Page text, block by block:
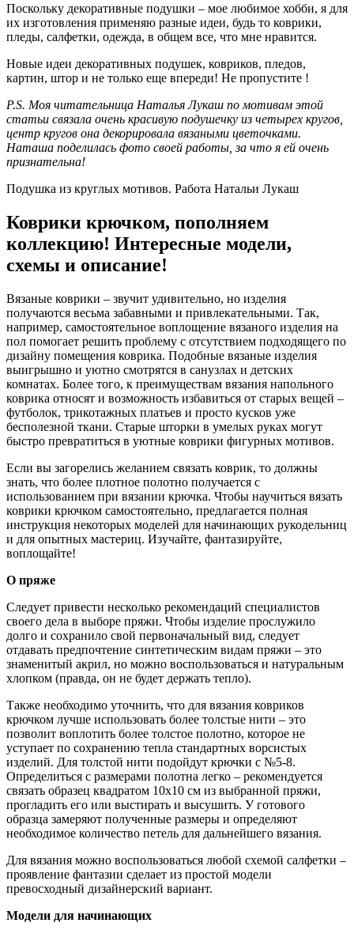
Поскольку декоративные подушки – мое любимое хобби, я для
их изготовления применяю разные идеи, будь то коврики,
пледы, салфетки, одежда, в общем все, что мне нравится.
Новые идеи декоративных подушек, ковриков, пледов,
картин, штор и не только еще впереди! Не пропустите !
P.S. Моя читательница Наталья Лукаш по мотивам этой
статьи связала очень красивую подушечку из четырех кругов,
центр кругов она декорировала вязаными цветочками.
Наташа поделилась фото своей работы, за что я ей очень
признательна!
Подушка из круглых мотивов. Работа Натальи Лукаш
Коврики крючком, пополняем
коллекцию! Интересные модели,
схемы и описание!
Вязаные коврики – звучит удивительно, но изделия
получаются весьма забавными и привлекательными. Так,
например, самостоятельное воплощение вязаного изделия на
пол помогает решить проблему с отсутствием подходящего по
дизайну помещения коврика. Подобные вязаные изделия
выигрышно и уютно смотрятся в санузлах и детских
комнатах. Более того, к преимуществам вязания напольного
коврика относят и возможность избавиться от старых вещей –
футболок, трикотажных платьев и просто кусков уже
бесполезной ткани. Старые шторки в умелых руках могут
быстро превратиться в уютные коврики фигурных мотивов.
Если вы загорелись желанием связать коврик, то должны
знать, что более плотное полотно получается с
использованием при вязании крючка. Чтобы научиться вязать
коврики крючком самостоятельно, предлагается полная
инструкция некоторых моделей для начинающих рукодельниц
и для опытных мастериц. Изучайте, фантазируйте,
воплощайте!
О пряже
Следует привести несколько рекомендаций специалистов
своего дела в выборе пряжи. Чтобы изделие прослужило
долго и сохранило свой первоначальный вид, следует
отдавать предпочтение синтетическим видам пряжи – это
знаменитый акрил, но можно воспользоваться и натуральным
хлопком (правда, он не будет держать тепло).
Также необходимо уточнить, что для вязания ковриков
крючком лучше использовать более толстые нити – это
позволит воплотить более толстое полотно, которое не
уступает по сохранению тепла стандартных ворсистых
изделий. Для толстой нити подойдут крючки с №5-8.
Определиться с размерами полотна легко – рекомендуется
связать образец квадратом 10х10 см из выбранной пряжи,
прогладить его или выстирать и высушить. У готового
образца замеряют полученные размеры и определяют
необходимое количество петель для дальнейшего вязания.
Для вязания можно воспользоваться любой схемой салфетки –
проявление фантазии сделает из простой модели
превосходный дизайнерский вариант.
Модели для начинающих